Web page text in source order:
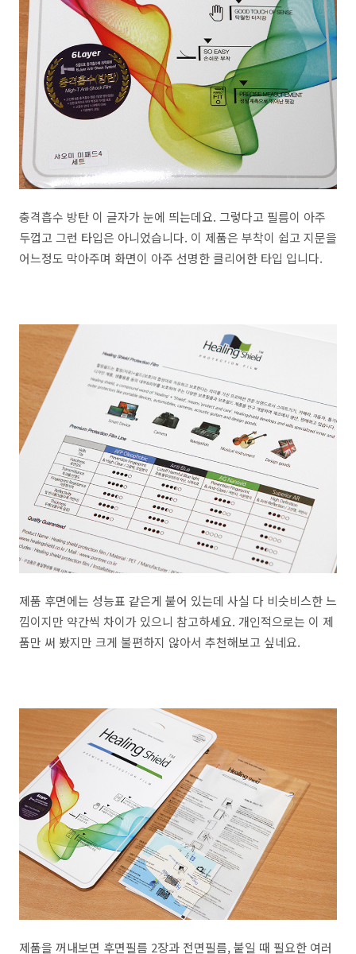
충격흡수 방탄 이 글자가 눈에 띄는데요. 그렇다고 필름이 아주
두껍고 그런 타입은 아니었습니다. 이 제품은 부착이 쉽고 지문을
어느정도 막아주며 화면이 아주 선명한 클리어한 타입 입니다.
제품 후면에는 성능표 같은게 붙어 있는데 사실 다 비슷비스한 느
낌이지만 약간씩 차이가 있으니 참고하세요. 개인적으로는 이 제
품만 써 봤지만 크게 불편하지 않아서 추천해보고 싶네요.
제품을 꺼내보면 후면필름 2장과 전면필름, 붙일 때 필요한 여러